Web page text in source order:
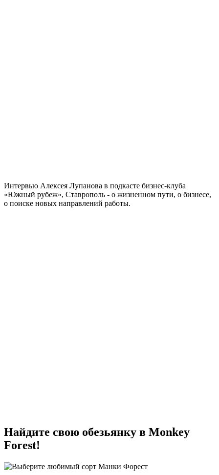
Интервью Алексея Лупанова в подкасте бизнес-клуба
«Южный рубеж», Ставрополь - о жизненном пути, о бизнесе,
о поиске новых направлений работы.
Найдите свою обезьянку в Monkey
Forest!